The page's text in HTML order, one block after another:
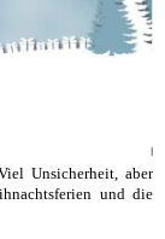
Unsicherheit, aber
und die